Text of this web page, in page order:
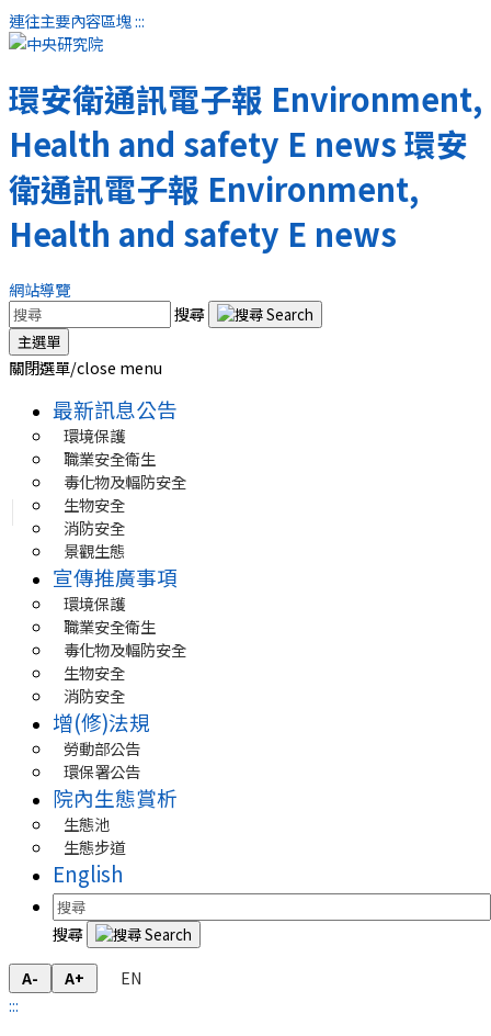
連往主要內容區塊:::
環安衛通訊電子報 Environment,
Health and safety E news環安
衛通訊電子報 Environment,
Health and safety E news
網站導覽
搜尋
主選單
關閉選單/close menu
最新訊息公告
環境保護
職業安全衛生
毒化物及輻防安全
生物安全
消防安全
景觀生態
宣傳推廣事項
環境保護
職業安全衛生
毒化物及輻防安全
生物安全
消防安全
增(修)法規
勞動部公告
環保署公告
院內生態賞析
生態池
生態步道
English
搜尋
A- A+
EN
:::